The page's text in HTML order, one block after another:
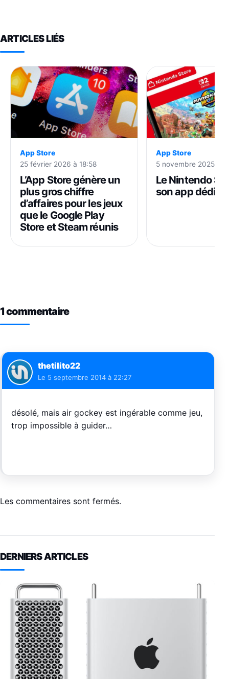
ARTICLES LIÉS
App Store
25 février 2026 à 18:58
L’App Store génère un
plus gros chiffre
d’affaires pour les jeux
que le Google Play
Store et Steam réunis
App Store
5 novembre 2025 à
Le Nintendo
son app dédiée
1 commentaire
thetilito22
Le 5 septembre 2014 à 22:27
désolé, mais air gockey est ingérable comme jeu,
trop impossible à guider…
Les commentaires sont fermés.
DERNIERS ARTICLES